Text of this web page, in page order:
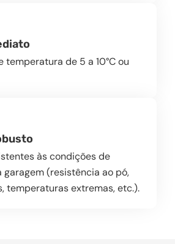
temperatura de 5 a 10°C ou
às condições de
garagem (resistência ao pó,
temperaturas extremas, etc.).